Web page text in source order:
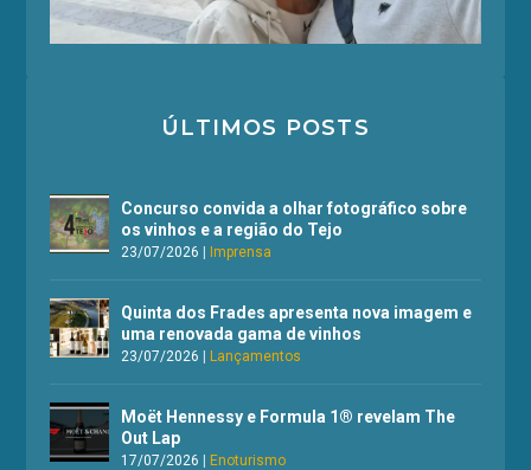
ÚLTIMOS POSTS
Concurso convida a olhar fotográfico sobre
os vinhos e a região do Tejo
23/07/2026 |Imprensa
Quinta dos Frades apresenta nova imagem e
uma renovada gama de vinhos
23/07/2026 |Lançamentos
Moët Hennessy e Formula 1® revelam The
Out Lap
17/07/2026 |Enoturismo